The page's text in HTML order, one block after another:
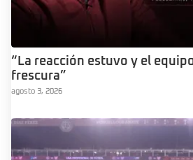
“La reacción estuvo y el
frescura”
agosto 3, 2026